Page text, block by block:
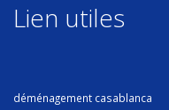
Lien utiles
déménagement casablanca